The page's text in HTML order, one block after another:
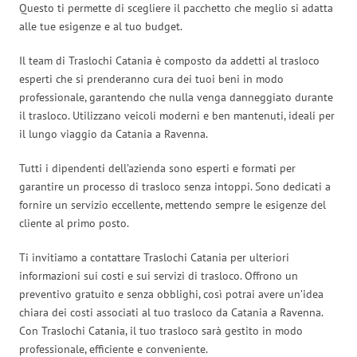
Questo ti permette di scegliere il pacchetto che meglio si adatta
alle tue esigenze e al tuo budget.
Il team di Traslochi Catania è composto da addetti al trasloco
esperti che si prenderanno cura dei tuoi beni in modo
professionale, garantendo che nulla venga danneggiato durante
il trasloco. Utilizzano veicoli moderni e ben mantenuti, ideali per
il lungo viaggio da Catania a Ravenna.
Tutti i dipendenti dell’azienda sono esperti e formati per
garantire un processo di trasloco senza intoppi. Sono dedicati a
fornire un servizio eccellente, mettendo sempre le esigenze del
cliente al primo posto.
Ti invitiamo a contattare Traslochi Catania per ulteriori
informazioni sui costi e sui servizi di trasloco. Offrono un
preventivo gratuito e senza obblighi, così potrai avere un’idea
chiara dei costi associati al tuo trasloco da Catania a Ravenna.
Con Traslochi Catania, il tuo trasloco sarà gestito in modo
professionale, efficiente e conveniente.